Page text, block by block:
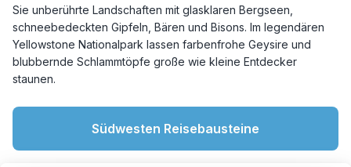
Sie unberührte Landschaften mit glasklaren Bergseen,
schneebedeckten Gipfeln, Bären und Bisons. Im legendären
Yellowstone Nationalpark lassen farbenfrohe Geysire und
blubbernde Schlammtöpfe große wie kleine Entdecker
staunen.
Südwesten Reisebausteine